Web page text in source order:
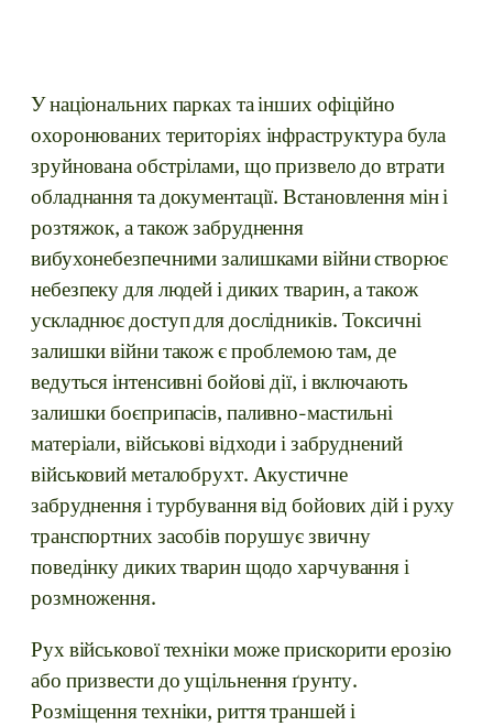
У національних парках та інших офіційно
охоронюваних територіях інфраструктура була
зруйнована обстрілами, що призвело до втрати
обладнання та документації. Встановлення мін і
розтяжок, а також забруднення
вибухонебезпечними залишками війни створює
небезпеку для людей і диких тварин, а також
ускладнює доступ для дослідників. Токсичні
залишки війни також є проблемою там, де
ведуться інтенсивні бойові дії, і включають
залишки боєприпасів, паливно-мастильні
матеріали, військові відходи і забруднений
військовий металобрухт. Акустичне
забруднення і турбування від бойових дій і руху
транспортних засобів порушує звичну
поведінку диких тварин щодо харчування і
розмноження.
Рух військової техніки може прискорити ерозію
або призвести до ущільнення ґрунту.
Розміщення техніки, риття траншей і